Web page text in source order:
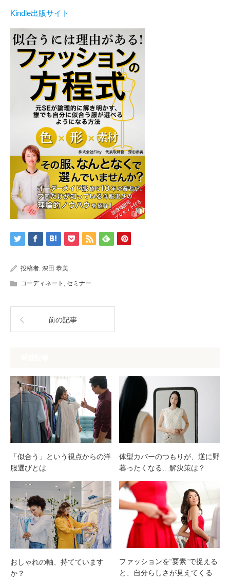
Kindle出版サイト
投稿者: 深田 恭美
コーディネート , セミナー
前の記事
「似合う」という視点からの洋
服選びとは
体型カバーのつもりが、逆に野
暮ったくなる…解決策は？
おしゃれの軸、持てています
か？
ファッションを“要素”で捉える
と、自分らしさが見えてくる